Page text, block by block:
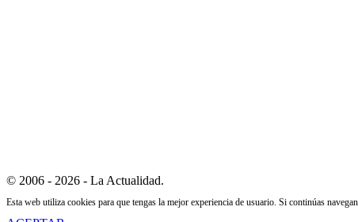
© 2006 - 2026 - La Actualidad.
Esta web utiliza cookies para que tengas la mejor experiencia de usuario. Si continúas